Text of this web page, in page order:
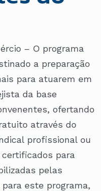
– O programa
a preparação
para atuarem em
da base
ofertando
através do
profissional ou
para
pelas
este programa,